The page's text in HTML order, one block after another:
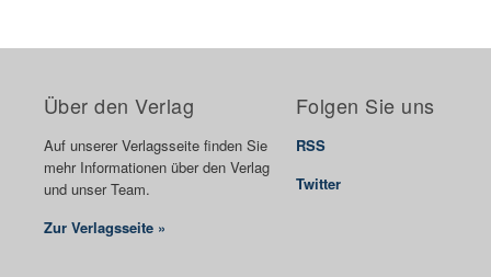
Über den Verlag
Auf unserer Verlagsseite finden Sie
mehr Informationen über den Verlag
und unser Team.
Zur Verlagsseite »
Folgen Sie uns
RSS
Twitter